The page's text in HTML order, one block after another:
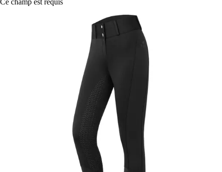
Ce champ est requis